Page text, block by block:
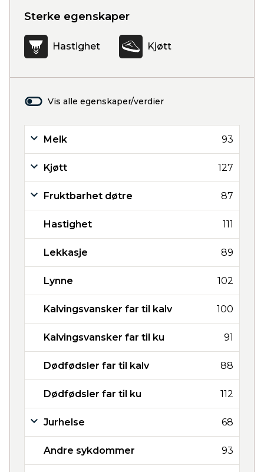
Sterke egenskaper
Hastighet Kjøtt
Vis alle egenskaper/verdier
Melk 93
Kjøtt 127
Fruktbarhet døtre 87
Hastighet 111
Lekkasje 89
Lynne 102
Kalvingsvansker far til kalv 100
Kalvingsvansker far til ku 91
Dødfødsler far til kalv 88
Dødfødsler far til ku 112
Jurhelse 68
Andre sykdommer 93